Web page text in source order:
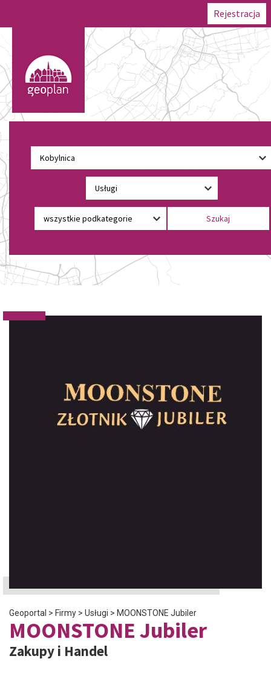
Rejestracja
Geoportal > Firmy > Usługi > MOONSTONE Jubiler
MOONSTONE Jubiler
Zakupy i Handel